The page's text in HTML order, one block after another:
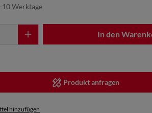
Werktage
In den
Produkt anfragen
hinzufügen